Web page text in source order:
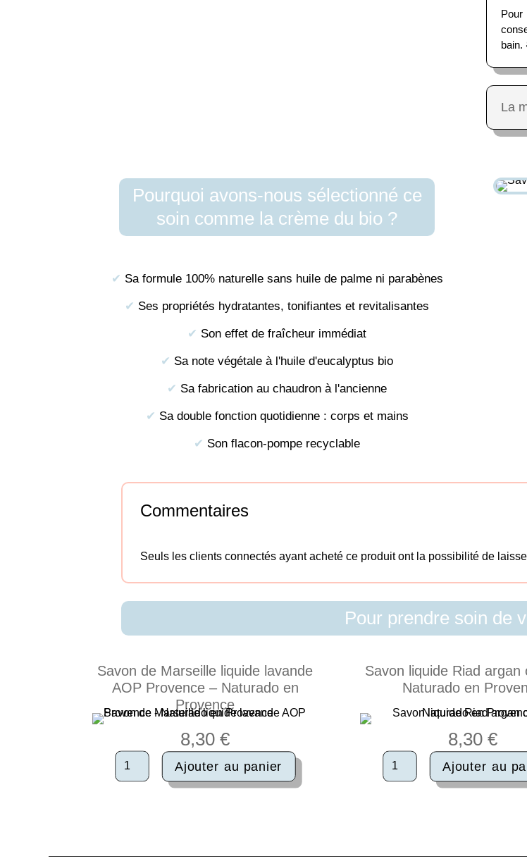
bain.
La
Pourquoi avons-nous sélectionné ce
soin comme la crème du bio ?
✔︎ Sa formule 100% naturelle sans huile de palme ni parabènes
✔︎ Ses propriétés hydratantes, tonifiantes et revitalisantes
✔︎ Son effet de fraîcheur immédiat
✔︎ Sa note végétale à l'huile d'eucalyptus bio
✔︎ Sa fabrication au chaudron à l'ancienne
✔︎ Sa double fonction quotidienne : corps et mains
✔︎ Son flacon-pompe recyclable
Commentaires
Seuls les clients connectés ayant acheté ce produit ont la possibilité de
Pour prendre soin de
Savon de Marseille liquide lavande
AOP Provence – Naturado en
Provence
8,30€
quantité
de
Savon
AOP
Ajouter au panier
Savon liquide Riad argan
Naturado en
8,30 €
quantité
de
Savon
-
Ajouter au